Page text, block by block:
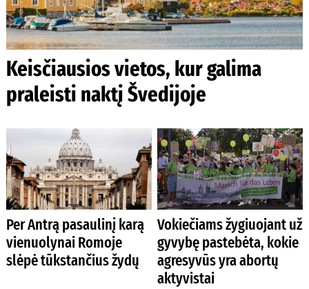
Keisčiausios vietos, kur galima
praleisti naktį Švedijoje
Per Antrą pasaulinį karą
vienuolynai Romoje
slėpė tūkstančius žydų
Vokiečiams žygiuojant už
gyvybę pastebėta, kokie
agresyvūs yra abortų
aktyvistai